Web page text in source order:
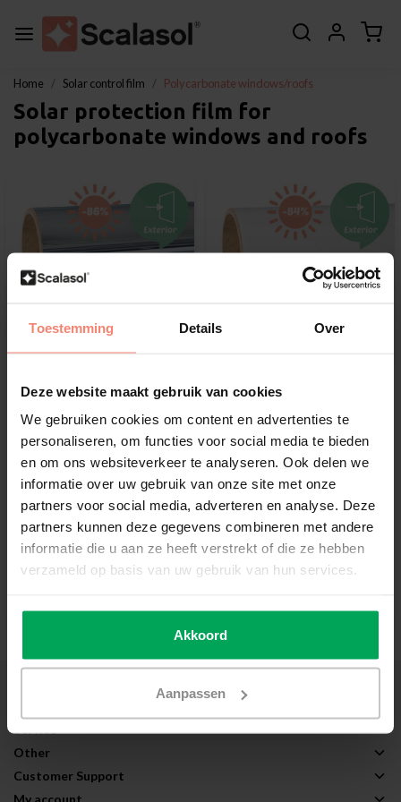
Toestemming Details Over
Deze website maakt gebruik van cookies
We gebruiken cookies om content en advertenties te
personaliseren, om functies voor social media te bieden
en om ons websiteverkeer te analyseren. Ook delen we
informatie over uw gebruik van onze site met onze
partners voor social media, adverteren en analyse. Deze
partners kunnen deze gegevens combineren met andere
informatie die u aan ze heeft verstrekt of die ze hebben
verzameld op basis van uw gebruik van hun services.
Akkoord
Aanpassen
Home Solar control film Polycarbonate windows/roofs
Solar protection film for
polycarbonate windows and roofs
Scalasol®
Solar Protection Film |
PC365 | Mirror |
Polycarbonate
86% Solar heat reduction
Slightly tinted / Mirrored
€64,00
Scalasol®
Solar Protection Film |
Polycarbonate
84% Solar heat reduction
White coloured / Opaque
€84,00
Other
Customer Support
My account